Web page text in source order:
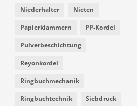
Niederhalter Nieten
Papierklammern PP-Kordel
Pulverbeschichtung
Reyonkordel
Ringbuchmechanik
Ringbuchtechnik Siebdruck